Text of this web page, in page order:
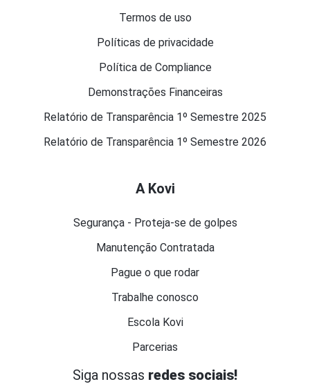
Termos de uso
Políticas de privacidade
Política de Compliance
Demonstrações Financeiras
Relatório de Transparência 1º Semestre 2025
Relatório de Transparência 1º Semestre 2026
A Kovi
Segurança - Proteja-se de golpes
Manutenção Contratada
Pague o que rodar
Trabalhe conosco
Escola Kovi
Parcerias
Siga nossas redes sociais!